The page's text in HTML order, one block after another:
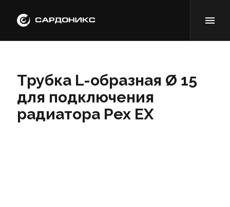
Трубка L-образная Ø 15
для подключения
радиатора Pex EX